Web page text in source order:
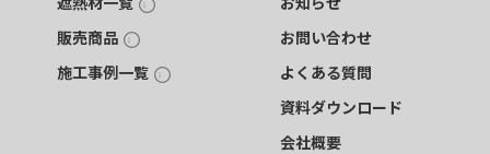
販売商品
施工事例一覧
お問い合わせ
よくある質問
資料ダウンロード
会社概要